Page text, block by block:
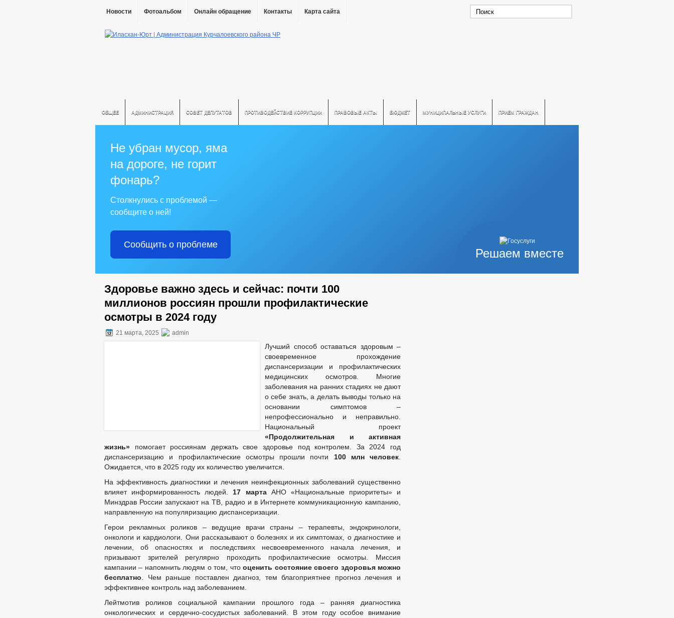
Новости Фотоальбом Онлайн обращение Контакты Карта сайта
ОБЩЕЕ АДМИНИСТРАЦИЯ СОВЕТ ДЕПУТАТОВ ПРОТИВОДЕЙСТВИЕ КОРРУПЦИИ ПРАВОВЫЕ АКТЫ БЮДЖЕТ МУНИЦИПАЛЬНЫЕ УСЛУГИ ПРИЕМ ГРАЖДАН
Решаем вместе
Не убран мусор, яма
на дороге, не горит
фонарь?
Столкнулись с проблемой —
сообщите о ней!
Сообщить о проблеме
Здоровье важно здесь и сейчас: почти 100
миллионов россиян прошли профилактические
осмотры в 2024 году
21 марта, 2025 admin
Лучший способ оставаться здоровым –
своевременное прохождение
диспансеризации и профилактических
медицинских осмотров. Многие
заболевания на ранних стадиях не дают
о себе знать, а делать выводы только на
основании симптомов –
непрофессионально и неправильно.
Национальный проект
«Продолжительная и активная
жизнь» помогает россиянам держать свое здоровье под контролем. За 2024 год
диспансеризацию и профилактические осмотры прошли почти 100 млн человек
Ожидается, что в 2025 году их количество увеличится.
На эффективность диагностики и лечения неинфекционных заболеваний существенно
влияет информированность людей. 17 мартаАНО «Национальные приоритеты» и
Минздрав России запускают на ТВ, радио и в Интернете коммуникационную кампанию,
направленную на популяризацию диспансеризации.
Герои рекламных роликов – ведущие врачи страны – терапевты, эндокринологи,
онкологи и кардиологи. Они рассказывают о болезнях и их симптомах, о диагностике и
лечении, об опасностях и последствиях несвоевременного начала лечения, и
призывают зрителей регулярно проходить профилактические осмотры. Миссия
кампании – напомнить людям о том, чтооценить состояние своего здоровья можно
бесплатно . Чем раньше поставлен диагноз, тем благоприятнее прогноз лечения и
эффективнее контроль над заболеванием.
Лейтмотив роликов социальной кампании прошлого года – ранняя диагностика
онкологических и сердечно-сосудистых заболеваний. В этом году особое внимание